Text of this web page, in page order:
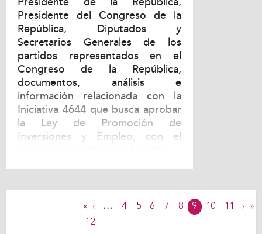
Presidente del Congreso de la
República, Diputados y
Secretarios Generales de los
partidos representados en el
Congreso de la República,
documentos, análisis e
información relacionada con la
Iniciativa 4644 que busca aprobar
la Ley de Promoción de
Inversiones y Empleo, con el
« ‹ … 4 5 6 7 8 9 10
11
12
› »